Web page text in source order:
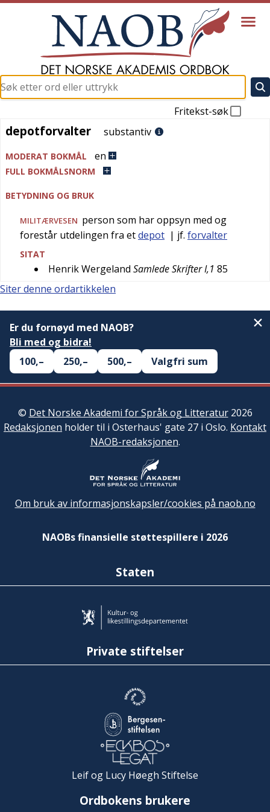
Fritekst-søk
depotforvalter
depotforvalter substantiv
MODERAT BOKMÅL en
FULL BOKMÅLSNORM
BETYDNING OG BRUK
MILITÆRVESEN person som har oppsyn med og
forestår utdelingen fra etdepot | jf. forvalter
SITAT
Henrik Wergeland Samlede Skrifter I,1 85
Siter denne ordartikkelen
Er du fornøyd med NAOB?
Bli med og bidra!
100,–
250,– 500,– Valgfri sum
© Det Norske Akademi for Språk og Litteratur2026
Redaksjonen holder til i Osterhaus' gate 27 i Oslo. Kontakt
NAOB-redaksjonen.
Om bruk av informasjonskapsler/cookies på naob.no
NAOBs finansielle støttespillere i 2026
Staten
Private stiftelser
Leif og Lucy Høegh Stiftelse
Ordbokens brukere